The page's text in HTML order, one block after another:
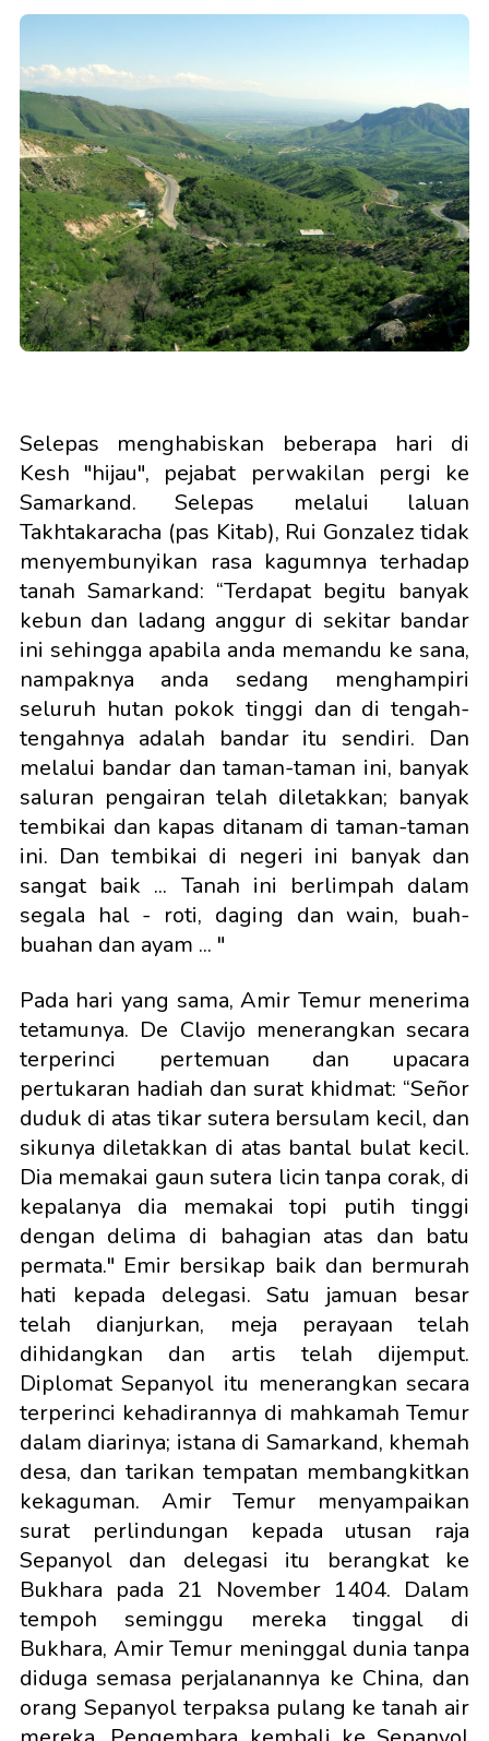
Selepas menghabiskan beberapa hari di
Kesh "hijau", pejabat perwakilan pergi ke
Samarkand. Selepas melalui laluan
Takhtakaracha (pas Kitab), Rui Gonzalez tidak
menyembunyikan rasa kagumnya terhadap
tanah Samarkand: “Terdapat begitu banyak
kebun dan ladang anggur di sekitar bandar
ini sehingga apabila anda memandu ke sana,
nampaknya anda sedang menghampiri
seluruh hutan pokok tinggi dan di tengah-
tengahnya adalah bandar itu sendiri. Dan
melalui bandar dan taman-taman ini, banyak
saluran pengairan telah diletakkan; banyak
tembikai dan kapas ditanam di taman-taman
ini. Dan tembikai di negeri ini banyak dan
sangat baik ... Tanah ini berlimpah dalam
segala hal - roti, daging dan wain, buah-
buahan dan ayam ... "
Pada hari yang sama, Amir Temur menerima
tetamunya. De Clavijo menerangkan secara
terperinci pertemuan dan upacara
pertukaran hadiah dan surat khidmat: “Señor
duduk di atas tikar sutera bersulam kecil, dan
sikunya diletakkan di atas bantal bulat kecil.
Dia memakai gaun sutera licin tanpa corak, di
kepalanya dia memakai topi putih tinggi
dengan delima di bahagian atas dan batu
permata." Emir bersikap baik dan bermurah
hati kepada delegasi. Satu jamuan besar
telah dianjurkan, meja perayaan telah
dihidangkan dan artis telah dijemput.
Diplomat Sepanyol itu menerangkan secara
terperinci kehadirannya di mahkamah Temur
dalam diarinya; istana di Samarkand, khemah
desa, dan tarikan tempatan membangkitkan
kekaguman. Amir Temur menyampaikan
surat perlindungan kepada utusan raja
Sepanyol dan delegasi itu berangkat ke
Bukhara pada 21 November 1404. Dalam
tempoh seminggu mereka tinggal di
Bukhara, Amir Temur meninggal dunia tanpa
diduga semasa perjalanannya ke China, dan
orang Sepanyol terpaksa pulang ke tanah air